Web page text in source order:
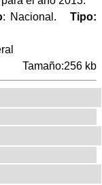
: Nacional.Tipo:
Tamaño:256 kb